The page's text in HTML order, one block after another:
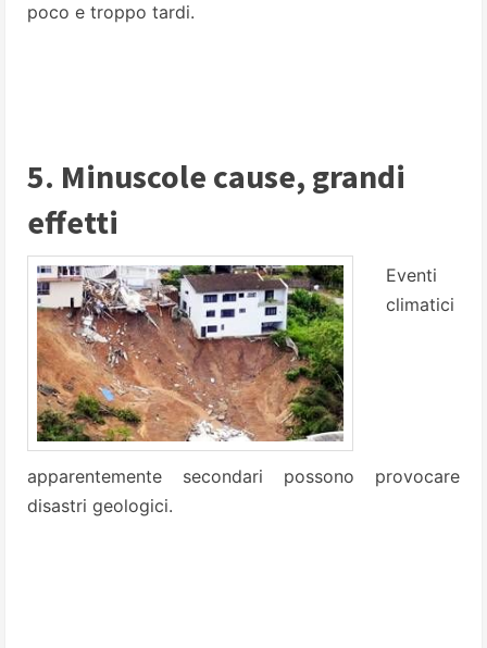
poco e troppo tardi.
5. Minuscole cause, grandi
effetti
Eventi
climatici
apparentemente secondari possono provocare
disastri geologici.